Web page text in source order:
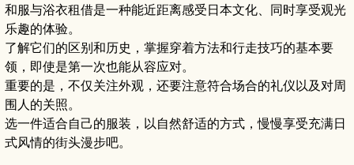
和服与浴衣租借是一种能近距离感受日本文化、同时享受观光
乐趣的体验。
了解它们的区别和历史，掌握穿着方法和行走技巧的基本要
领，即使是第一次也能从容应对。
重要的是，不仅关注外观，还要注意符合场合的礼仪以及对周
围人的关照。
选一件适合自己的服装，以自然舒适的方式，慢慢享受充满日
式风情的街头漫步吧。